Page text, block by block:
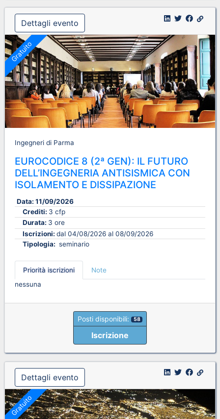
Dettagli evento
Gratuito
Ingegneri di Parma
EUROCODICE 8 (2ª GEN): IL FUTURO
DELL’INGEGNERIA ANTISISMICA CON
ISOLAMENTO E DISSIPAZIONE
Data: 11/09/2026
Crediti: 3 cfp
Durata: 3 ore
Iscrizioni: dal 04/08/2026 al 08/09/2026
Tipologia: seminario
Priorità iscrizioni
Note
nessuna
Posti disponibili: 58
Iscrizione
Dettagli evento
Gratuito